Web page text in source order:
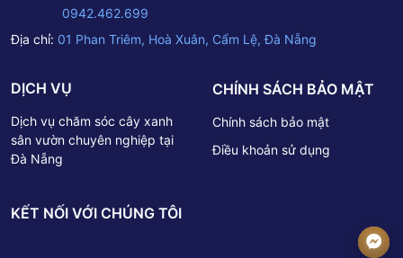
0942.462.699
Địa chỉ: 01 Phan Triêm, Hoà Xuân, Cẩm Lệ, Đà Nẵng
DỊCH VỤ
Dịch vụ chăm sóc cây xanh
sân vườn chuyên nghiệp tại
Đà Nẵng
CHÍNH SÁCH BẢO MẬT
Chính sách bảo mật
Điều khoản sử dụng
KẾT NỐI VỚI CHÚNG TÔI